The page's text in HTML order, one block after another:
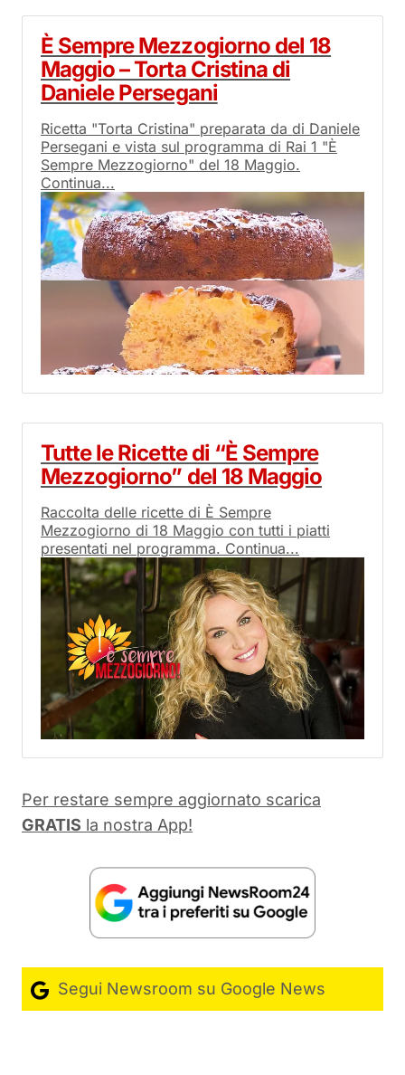
È Sempre Mezzogiorno del 18
Maggio – Torta Cristina di
Daniele Persegani
Ricetta "Torta Cristina" preparata da di Daniele
Persegani e vista sul programma di Rai 1 "È
Sempre Mezzogiorno" del 18 Maggio.
Continua...
Tutte le Ricette di “È Sempre
Mezzogiorno” del 18 Maggio
Raccolta delle ricette di È Sempre
Mezzogiorno di 18 Maggio con tutti i piatti
presentati nel programma. Continua...
Per restare sempre aggiornato scarica
GRATIS la nostra App!
Segui Newsroom su Google News